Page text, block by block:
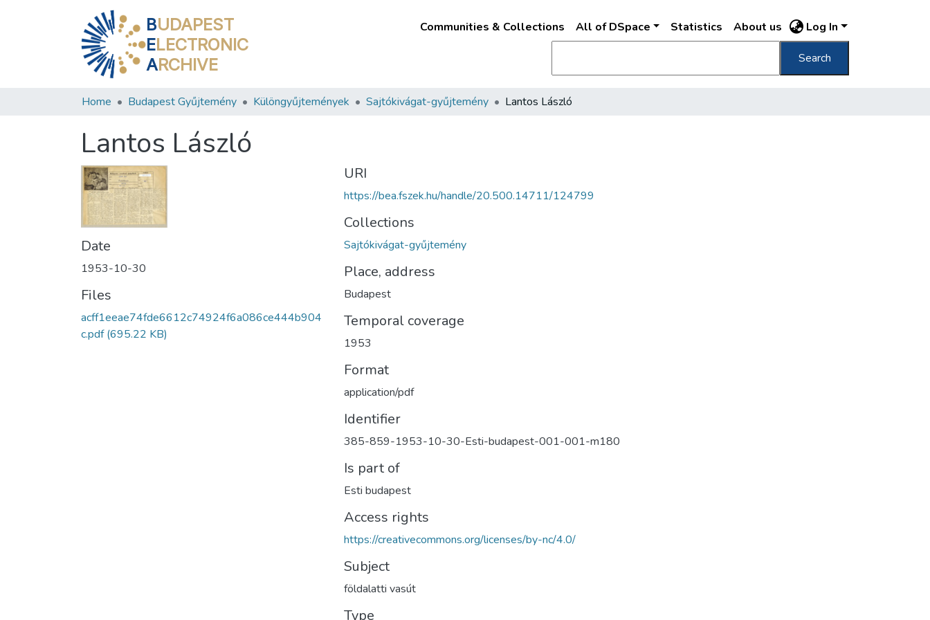
BUDAPEST
ELECTRONIC
ARCHIVE
Communities & Collections All of DSpace Statistics About us Log In
Search
Home Budapest Gyűjtemény Különgyűjtemények Sajtókivágat-gyűjtemény Lantos László
Lantos László
Date
1953-10-30
Files
acff1eeae74fde6612c74924f6a086ce444b904
c.pdf(695.22 KB)
URI
https://bea.fszek.hu/handle/20.500.14711/124799
Collections
Sajtókivágat-gyűjtemény
Place, address
Budapest
Temporal coverage
1953
Format
application/pdf
Identifier
385-859-1953-10-30-Esti-budapest-001-001-m180
Is part of
Esti budapest
Access rights
https://creativecommons.org/licenses/by-nc/4.0/
Subject
földalatti vasút
Type